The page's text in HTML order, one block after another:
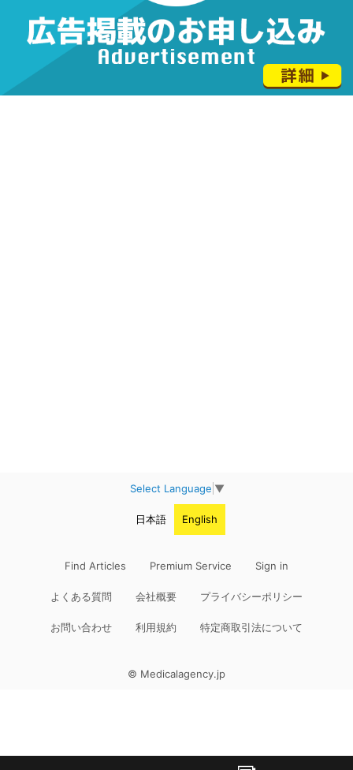
Select Language ▼
日本語 English
Find Articles Premium Service Sign in
よくある質問 会社概要 プライバシーポリシー
お問い合わせ 利用規約 特定商取引法について
© Medicalagency.jp